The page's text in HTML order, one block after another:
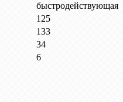
быстродействующая
125
133
34
6